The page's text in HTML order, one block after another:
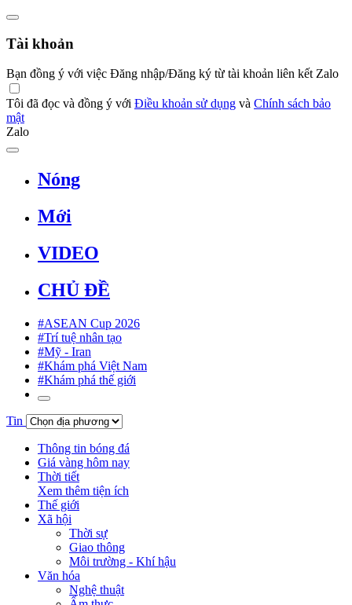
Tài khoản
Bạn đồng ý với việc Đăng nhập/Đăng ký từ tài khoản liên kết Zalo
Tôi đã đọc và đồng ý với Điều khoản sử dụng và Chính sách bảo
mật
Zalo
Nóng
Mới
VIDEO
CHỦ ĐỀ
#ASEAN Cup 2026
#Trí tuệ nhân tạo
#Mỹ - Iran
#Khám phá Việt Nam
#Khám phá thế giới
Tin
Thông tin bóng đá
Giá vàng hôm nay
Thời tiết
Xem thêm tiện ích
Thế giới
Xã hội
Thời sự
Giao thông
Môi trường - Khí hậu
Văn hóa
Nghệ thuật